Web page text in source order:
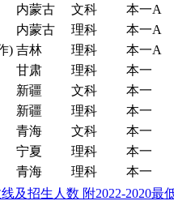
内蒙古 文科
本一A
内蒙古 理科
本一A
) 吉林 理科
本一A
甘肃 理科
本一
新疆 文科
本一
新疆 理科
本一
青海 文科
本一
宁夏 理科
本一
青海 理科
本一
及招生人数 附2022-2020最